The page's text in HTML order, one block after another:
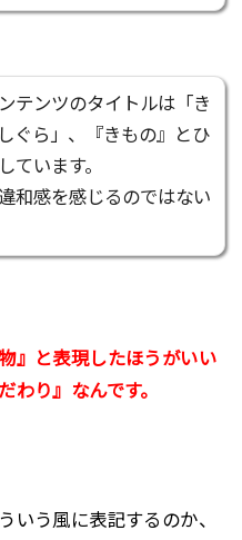
テンツのタイトルは「き
ぐら」、『きもの』とひ
ています。
和感を感じるのではない
』と表現したほうがいい
わり』なんです。
いう風に表記するのか、